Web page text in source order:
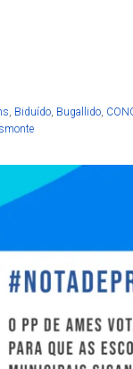
, Biduído, Bugallido,